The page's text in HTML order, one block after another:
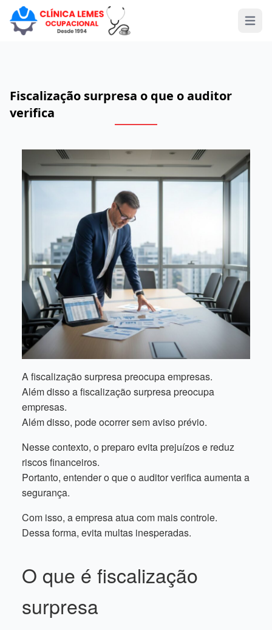
Open
Fiscalização surpresa o que o auditor
verifica
A fiscalização surpresa preocupa empresas.
Além disso a fiscalização surpresa preocupa
empresas.
Além disso, pode ocorrer sem aviso prévio.
Nesse contexto, o preparo evita prejuízos e reduz
riscos financeiros.
Portanto, entender o que o auditor verifica aumenta a
segurança.
Com isso, a empresa atua com mais controle.
Dessa forma, evita multas inesperadas.
O que é fiscalização
surpresa